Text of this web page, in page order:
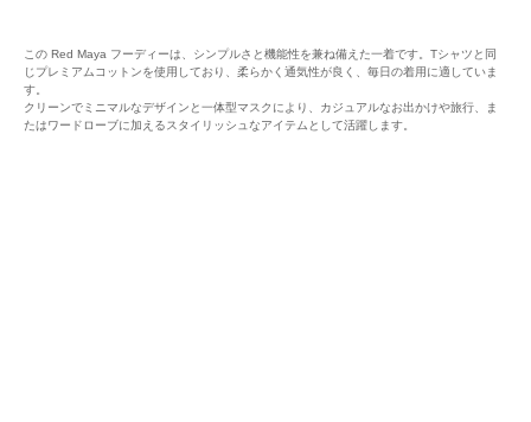
この Red Maya フーディーは、シンプルさと機能性を兼ね備えた一着です。Tシャツと同
じプレミアムコットンを使用しており、柔らかく通気性が良く、毎日の着用に適していま
す。
クリーンでミニマルなデザインと一体型マスクにより、カジュアルなお出かけや旅行、ま
たはワードローブに加えるスタイリッシュなアイテムとして活躍します。